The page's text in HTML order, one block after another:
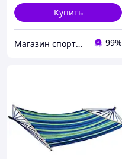
Купить
Магазин спортивных товаров "PLANETSPORT" 99%